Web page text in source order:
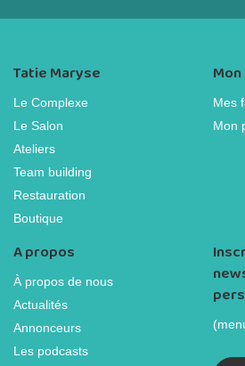
Tatie Maryse
Le Complexe
Le Salon
Ateliers
Team building
Restauration
Boutique
Mes
Mon
A propos
À propos de nous
Actualités
Annonceurs
Les podcasts